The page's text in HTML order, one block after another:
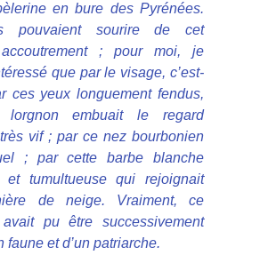
en bure des Pyrénées.
pouvaient sourire de cet
; pour moi, je
que par le visage, c’est-
ces yeux longuement fendus,
embuait le regard
vif ; par ce nez bourbonien
; par cette barbe blanche
et tumultueuse qui rejoignait
de neige. Vraiment, ce
pu être successivement
faune et d’un patriarche.